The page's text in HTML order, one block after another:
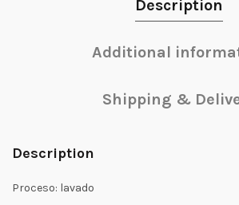
Description
Additional
Shipping &
Description
Proceso: lavado